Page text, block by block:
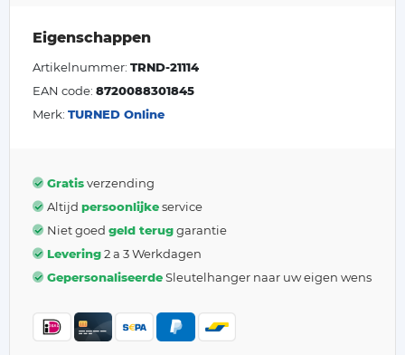
Eigenschappen
Artikelnummer: TRND-21114
EAN code: 8720088301845
Merk: TURNED Online
Gratisverzending
Altijd persoonlijkeservice
Niet goed geld teruggarantie
Levering2 a 3 Werkdagen
GepersonaliseerdeSleutelhanger naar uw eigen wens